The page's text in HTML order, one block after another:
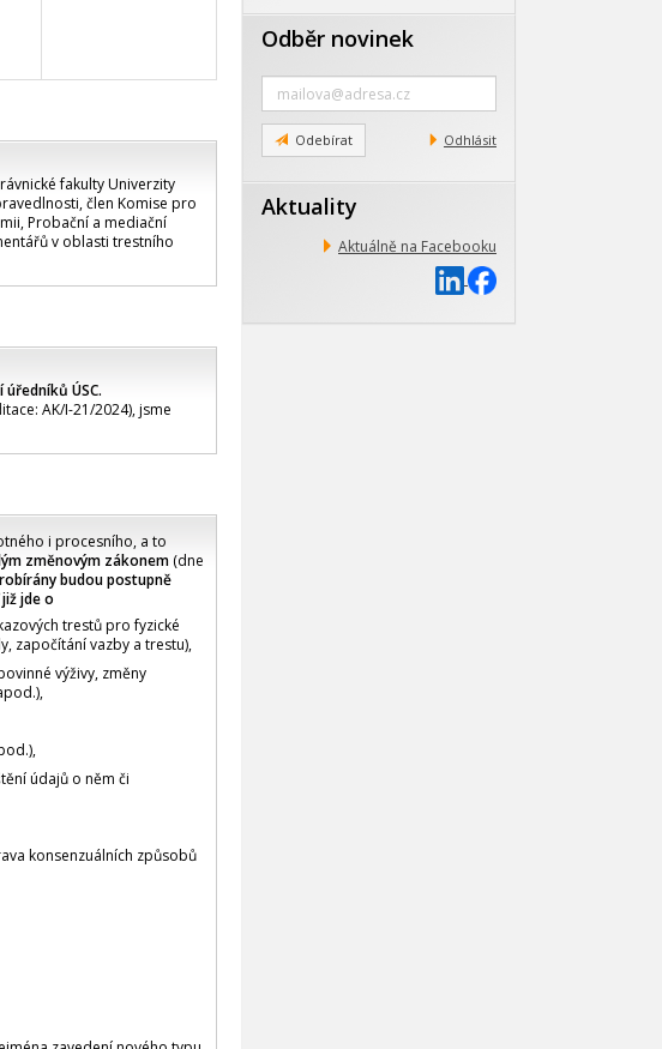
fakulty Univerzity
člen Komise pro
Probační a mediační
v oblasti trestního
ÚSC.
AK/I-21/2024), jsme
i procesního, a to
změnovým zákonem (dne
budou postupně
jde o
trestů pro fyzické
započítání vazby a trestu),
výživy, změny
údajů o něm či
konsenzuálních způsobů
Odběr novinek
Zadejte
mail
Odebírat Odhlásit
Aktuality
Aktuálně na Facebooku